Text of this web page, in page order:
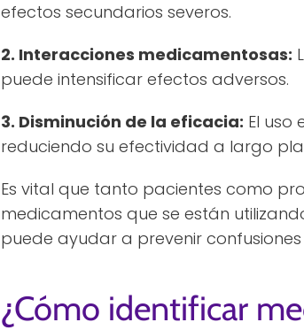
efectos secundarios severos.
2. Interacciones medicamentosas:
puede intensificar efectos adversos.
3. Disminución de la eficacia: El uso
reduciendo su efectividad a largo
Es vital que tanto pacientes como
medicamentos que se están
puede ayudar a prevenir
¿Cómo identificar